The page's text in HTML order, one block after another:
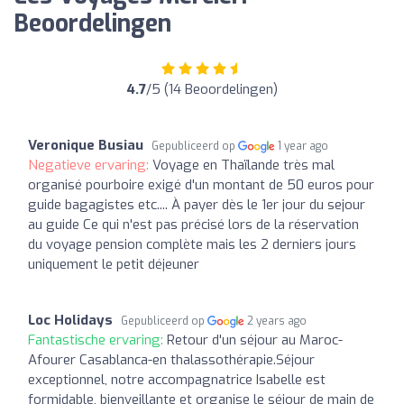
Beoordelingen
4.7/5 (14 Beoordelingen)
Veronique Busiau Gepubliceerd op 1 year ago
Negatieve ervaring: Voyage en Thaïlande très mal
organisé pourboire exigé d'un montant de 50 euros pour
guide bagagistes etc.... À payer dès le 1er jour du sejour
au guide Ce qui n'est pas précisé lors de la réservation
du voyage pension complète mais les 2 derniers jours
uniquement le petit déjeuner
Loc Holidays Gepubliceerd op 2 years ago
Fantastische ervaring: Retour d'un séjour au Maroc-
Afourer Casablanca-en thalassothérapie.Séjour
exceptionnel, notre accompagnatrice Isabelle est
formidable, bienveillante et organise le séjour de main de